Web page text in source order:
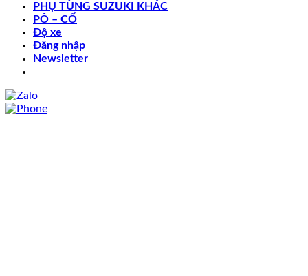
PHỤ TÙNG SUZUKI KHÁC
PÔ – CỔ
Độ xe
Đăng nhập
Newsletter